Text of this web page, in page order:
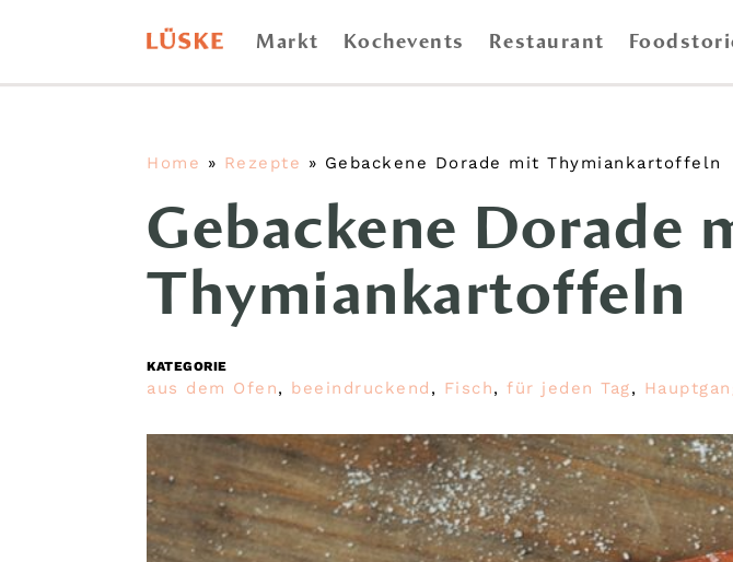
Markt Kochevents Restaurant
Home » Rezepte » Gebackene Dorade mit Thymiankartoffeln
Gebackene Dorade
Thymiankartoffeln
KATEGORIE
aus dem Ofen, beeindruckend , Fisch,für jeden Tag,